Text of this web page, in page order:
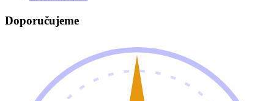
Doporučujeme